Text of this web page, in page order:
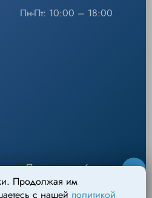
Пн-Пт: 10:00 – 18:00
ул.Перевозная, 6
Продолжая им
с нашей политикой